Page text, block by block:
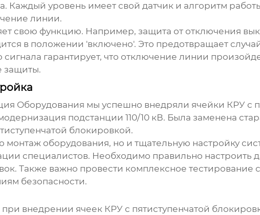
Каждый уровень имеет свой датчик и алгоритм
линии.
свою функцию. Например, защита от отключения
в положении 'включено'. Это предотвращает
гарантирует, что отключение линии
защиты.
Оборудования мы успешно внедряли ячейки КРУ с
подстанции 110/10 кВ. Была заменена
блокировкой.
оборудования, но и тщательную настройку
специалистов. Необходимо правильно настроить
Также важно провести комплексное тестирование
безопасности.
внедрении ячеек КРУ с пятиступенчатой